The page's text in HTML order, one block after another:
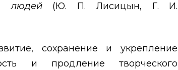
людей (Ю. П. Лисицын, Г. И.
сохранение и укрепление
и продление творческого